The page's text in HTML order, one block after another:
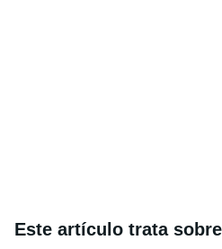
Este artículo trata